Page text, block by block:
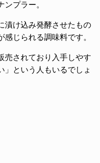
プラー。
漬け込み発酵させたもの
じられる調味料です。
売されており入手しやす
」という人もいるでしょ